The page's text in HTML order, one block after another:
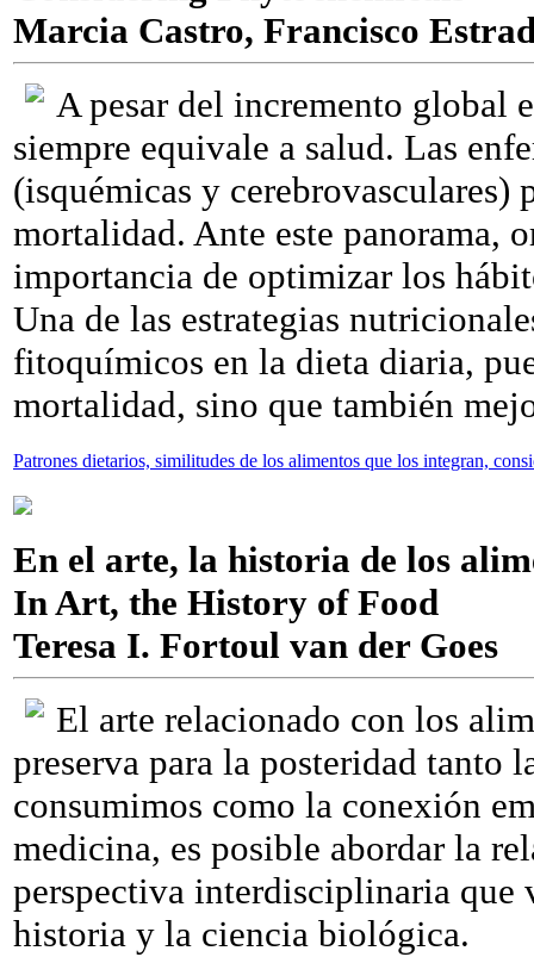
Marcia Castro, Francisco
A pesar del incremento global
siempre equivale a salud. Las
(isquémicas y cerebrovasculares)
mortalidad. Ante este panorama,
importancia de optimizar los
Una de las estrategias
fitoquímicos en la dieta diaria,
mortalidad, sino que también
Patrones dietarios, similitudes de los alimentos que los integran,
En el arte, la historia de los
In Art, the History of Food
Teresa I. Fortoul van der Goes
El arte relacionado con los
preserva para la posteridad tanto
consumimos como la conexión
medicina, es posible abordar la
perspectiva interdisciplinaria que
historia y la ciencia biológica.